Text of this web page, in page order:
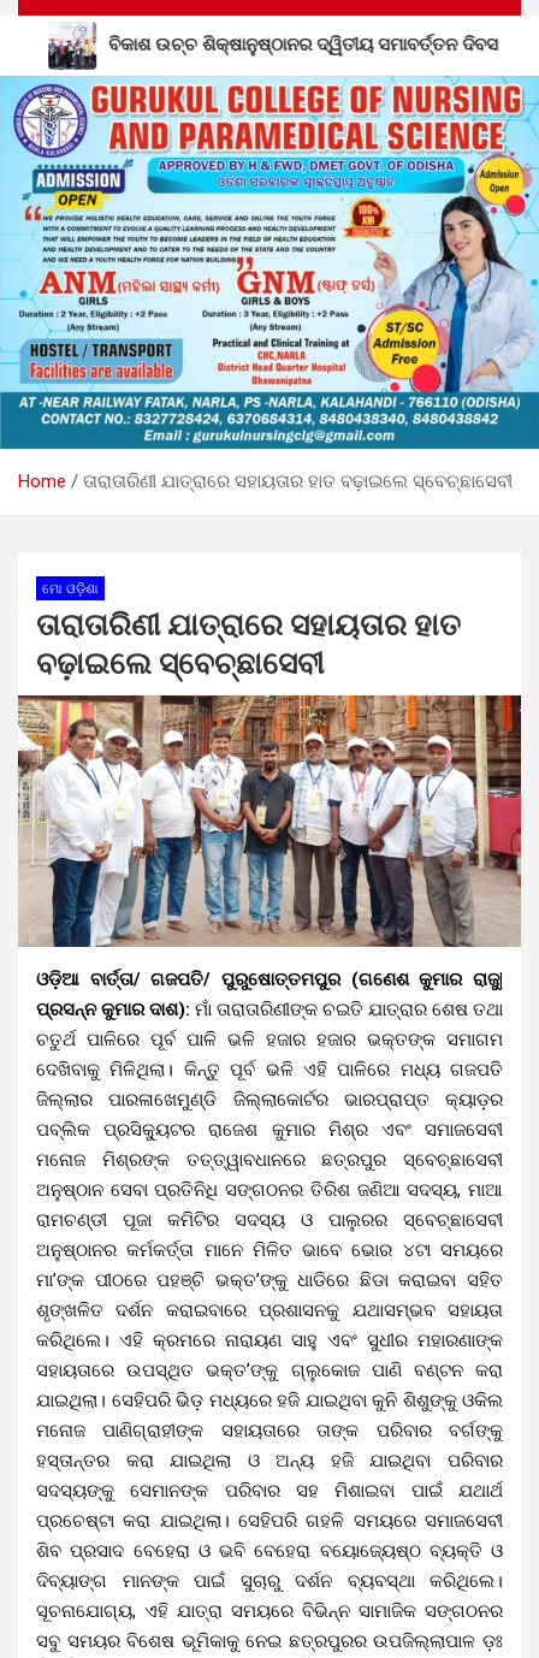
ଦ୍ୱିତୀୟ ସମାବର୍ତ୍ତନ ଦିବସ ଶିକ୍ଷକ
Home ତାରାତାରିଣୀ ଯାତ୍ରାରେ ସହାୟତାର ହାତ ବଢ଼ାଇଲେ ସ୍ବେଚ୍ଛାସେବୀ
ମୋ ଓଡ଼ିଶା
ତାରାତାରିଣୀ ଯାତ୍ରାରେ ସହାୟତାର ହାତ
ବଢ଼ାଇଲେ ସ୍ବେଚ୍ଛାସେବୀ
ଓଡ଼ିଆ ବାର୍ତ୍ତା/ ଗଜପତି/ ପୁରୁଷୋତ୍ତମପୁର (ଗଣେଶ କୁମାର ରାଜୁ|
ପ୍ରସନ୍ନ କୁମାର ଦାଶ): ମାଁ ତାରାତାରିଣୀଙ୍କ ଚଇତି ଯାତ୍ରାର ଶେଷ ତଥା
ଚତୁର୍ଥ ପାଳିରେ ପୂର୍ବ ପାଳି ଭଳି ହଜାର ହଜାର ଭକ୍ତଙ୍କ ସମାଗମ
ଦେଖିବାକୁ ମିଳିଥିଲା। କିନ୍ତୁ ପୂର୍ବ ଭଳି ଏହି ପାଳିରେ ମଧ୍ୟ ଗଜପତି
ଜିଲ୍ଲାର ପାରଳାଖେମୁଣ୍ଡି ଜିଲ୍ଲାକୋର୍ଟର ଭାରପ୍ରାପ୍ତ କ୍ୟାଡ଼ର
ପବ୍ଲିକ ପ୍ରସିକ୍ୟୁଟର ରାଜେଶ କୁମାର ମିଶ୍ର ଏବଂ ସମାଜସେବୀ
ମନୋଜ ମିଶ୍ରଙ୍କ ତତ୍ତ୍ୱାବଧାନରେ ଛତ୍ରପୁର ସ୍ବେଚ୍ଛାସେବୀ
ଅନୁଷ୍ଠାନ ସେବା ପ୍ରତିନିଧି ସଙ୍ଗଠନର ତିରିଶ ଜଣିଆ ସଦସ୍ୟ, ମାଆ
ରାମଚଣ୍ଡୀ ପୂଜା କମିଟିର ସଦସ୍ୟ ଓ ପାଲୁରର ସ୍ବେଚ୍ଛାସେବୀ
ଅନୁଷ୍ଠାନର କର୍ମକର୍ତ୍ତା ମାନେ ମିଳିତ ଭାବେ ଭୋର ୪ଟା ସମୟରେ
ମା’ଙ୍କ ପୀଠରେ ପହଞ୍ଚି ଭକ୍ତ’ଙ୍କୁ ଧାଡିରେ ଛିଡା କରାଇବା ସହିତ
ଶୃଙ୍ଖଳିତ ଦର୍ଶନ କରାଇବାରେ ପ୍ରଶାସନକୁ ଯଥାସମ୍ଭବ ସହାୟତା
କରିଥିଲେ। ଏହି କ୍ରମରେ ନାରାୟଣ ସାହୁ ଏବଂ ସୁଧୀର ମହାରଣାଙ୍କ
ସହାୟତାରେ ଉପସ୍ଥିତ ଭକ୍ତ’ଙ୍କୁ ଗ୍ଲୁକୋଜ ପାଣି ବଣ୍ଟନ କରା
ଯାଇଥିଲା। ସେହିପରି ଭିଡ଼ ମଧ୍ୟରେ ହଜି ଯାଇଥିବା କୁନି ଶିଶୁଙ୍କୁ ଓକିଲ
ମନୋଜ ପାଣିଗ୍ରାହୀଙ୍କ ସହାୟତାରେ ତାଙ୍କ ପରିବାର ବର୍ଗଙ୍କୁ
ହସ୍ତାନ୍ତର କରା ଯାଇଥିଲା ଓ ଅନ୍ୟ ହଜି ଯାଇଥିବା ପରିବାର
ସଦସ୍ୟଙ୍କୁ ସେମାନଙ୍କ ପରିବାର ସହ ମିଶାଇବା ପାଇଁ ଯଥାର୍ଥ
ପ୍ରଚେଷ୍ଟା କରା ଯାଇଥିଲା। ସେହିପରି ଗହଳି ସମୟରେ ସମାଜସେବୀ
ଶିବ ପ୍ରସାଦ ବେହେରା ଓ ଭବି ବେହେରା ବୟୋଜ୍ୟେଷ୍ଠ ବ୍ୟକ୍ତି ଓ
ଦିବ୍ୟାଙ୍ଗ ମାନଙ୍କ ପାଇଁ ସୁଚାରୁ ଦର୍ଶନ ବ୍ୟବସ୍ଥା କରିଥିଲେ।
ସୂଚନାଯୋଗ୍ୟ, ଏହି ଯାତ୍ରା ସମୟରେ ବିଭିନ୍ନ ସାମାଜିକ ସଙ୍ଗଠନର
ସବୁ ସମୟର ବିଶେଷ ଭୂମିକାକୁ ନେଇ ଛତ୍ରପୁରର ଉପଜିଲ୍ଲାପାଳ ଡ଼ଃ